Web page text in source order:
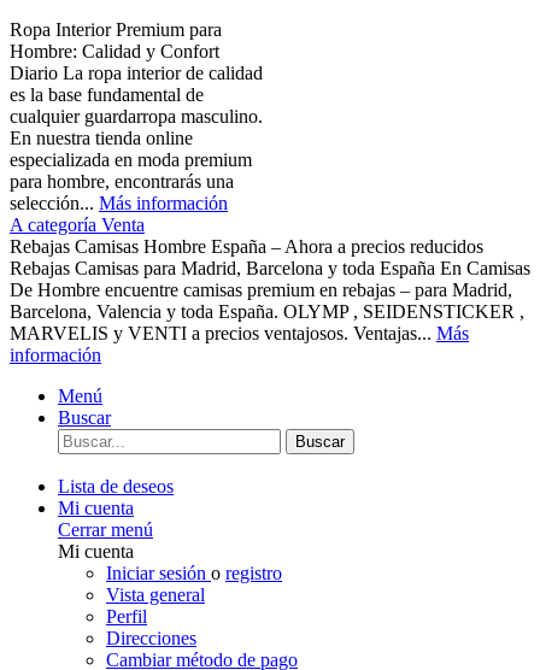
Ropa Interior Premium para
Hombre: Calidad y Confort
Diario La ropa interior de calidad
es la base fundamental de
cualquier guardarropa masculino.
En nuestra tienda online
especializada en moda premium
para hombre, encontrarás una
selección... Más información
A categoría Venta
Rebajas Camisas Hombre España – Ahora a precios reducidos
Rebajas Camisas para Madrid, Barcelona y toda España En Camisas
De Hombre encuentre camisas premium en rebajas – para Madrid,
Barcelona, Valencia y toda España. OLYMP , SEIDENSTICKER ,
MARVELIS y VENTI a precios ventajosos. Ventajas... Más
información
Menú
Buscar
Buscar
Lista de deseos
Mi cuenta
Cerrar menú
Mi cuenta
Iniciar sesión o registro
Vista general
Perfil
Direcciones
Cambiar método de pago